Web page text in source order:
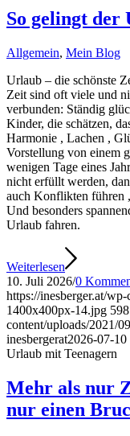
So gelingt der
Allgemein, Mein Blog
Urlaub – die schönste
Zeit sind oft viele und
verbunden: Ständig
Kinder, die schätzen,
Harmonie , Lachen ,
Vorstellung von einem
wenigen Tage eines
nicht erfüllt werden,
auch Konflikten führen
Und besonders
Urlaub fahren.
Weiterlesen
10. Juli 2026/0
https://inesberger.at/
1400x400px-14.jpg 598
content/uploads/2021/
inesbergerat2026-07-
Urlaub mit Teenagern
Mehr als nur
nur einen